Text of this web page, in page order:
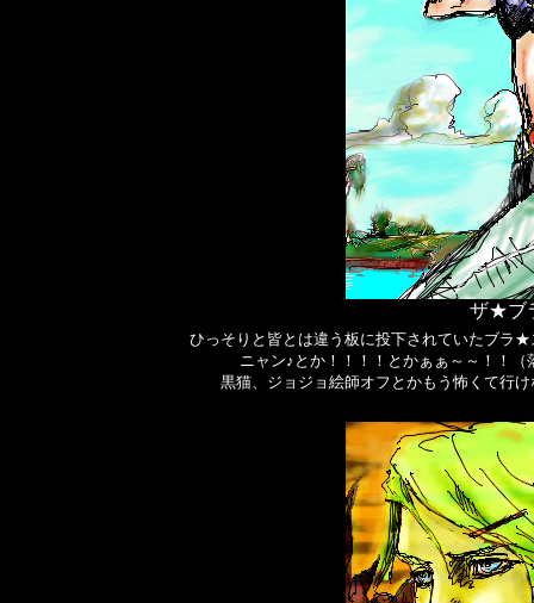
ザ★ブ
ひっそりと皆とは違う板に投下されていたブラ
ニャン♪とか！！！！とかぁぁ～～！！
黒猫、ジョジョ絵師オフとかもう怖くて行